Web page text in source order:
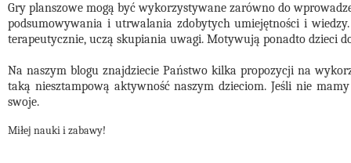
Gry planszowe mogą być wykorzystywane zarówno do
podsumowywania i utrwalania zdobytych umiejętności i
terapeutycznie, uczą skupiania uwagi. Motywują ponadto dzieci
Na naszym blogu znajdziecie Państwo kilka propozycji na
taką niesztampową aktywność naszym dzieciom. Jeśli nie
swoje.
Miłej nauki i zabawy!